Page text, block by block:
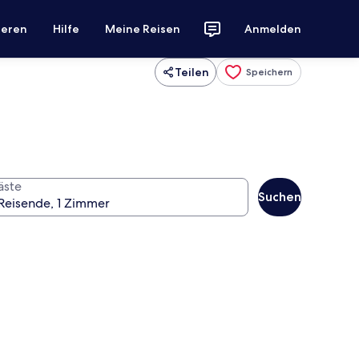
Hilfe Meine Reisen Anmelden
Teilen Speichern
Suchen